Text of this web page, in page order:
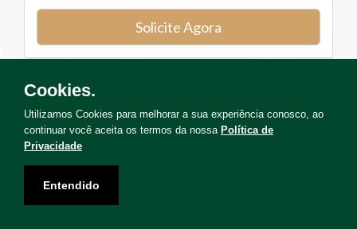
Solicite Agora
Não encontrou o serviço que deseja?
Solicite um orçamento para levantamento de serviços!
Cookies.
Utilizamos Cookies para melhorar a sua experiência conosco, ao
continuar você aceita os termos da nossa Política de
Privacidade
Entendido